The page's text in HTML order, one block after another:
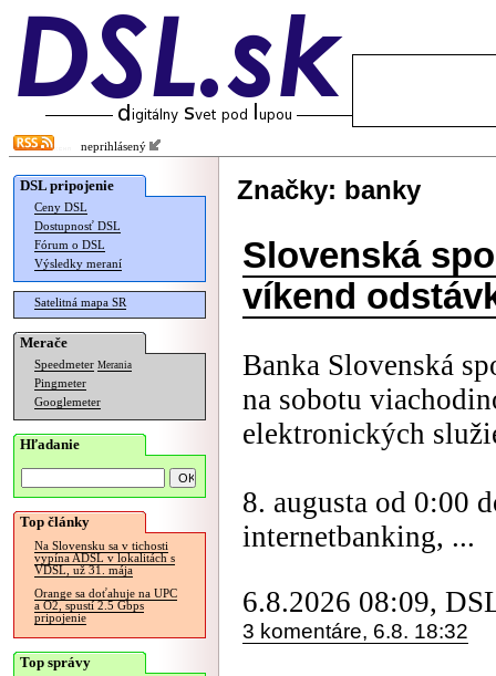
neprihlásený
DSL pripojenie
Ceny DSL
Dostupnosť DSL
Fórum o DSL
Výsledky meraní
Satelitná mapa SR
Merače
Speedmeter Merania
Pingmeter
Googlemeter
Hľadanie
Top články
Na Slovensku sa v tichosti
vypína ADSL v lokalitách s
VDSL, už 31. mája
Orange sa doťahuje na UPC
a O2, spustí 2.5 Gbps
pripojenie
Top správy
Značky: banky
Slovenská
víkend
Banka Slovenská
na sobotu
elektronických
8. augusta od 0:00
internetbanking, ...
6.8.2026 08:09,
3 komentáre, 6.8. 18:32